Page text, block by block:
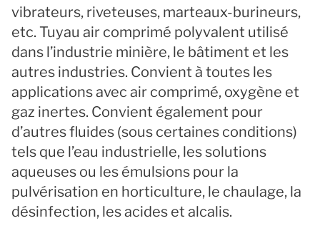
vibrateurs, riveteuses, marteaux-burineurs,
etc. Tuyau air comprimé polyvalent utilisé
dans l’industrie minière, le bâtiment et les
autres industries. Convient à toutes les
applications avec air comprimé, oxygène et
gaz inertes. Convient également pour
d’autres fluides (sous certaines conditions)
tels que l’eau industrielle, les solutions
aqueuses ou les émulsions pour la
pulvérisation en horticulture, le chaulage, la
désinfection, les acides et alcalis.